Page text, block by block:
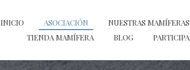
INICIO ASOCIACIÓN NUESTRAS MAMÍFERAS
TIENDA MAMÍFERA
BLOG PARTICIPA